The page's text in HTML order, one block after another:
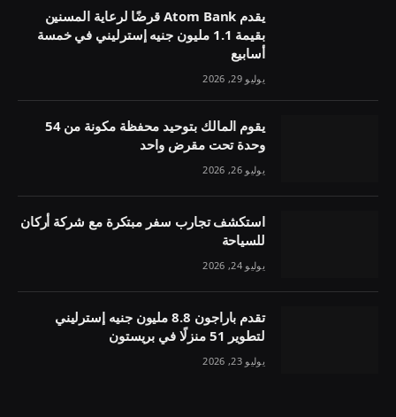
يقدم Atom Bank قرضًا لرعاية المسنين
بقيمة 1.1 مليون جنيه إسترليني في خمسة
أسابيع
يوليو 29, 2026
يقوم المالك بتوحيد محفظة مكونة من 54
وحدة تحت مقرض واحد
يوليو 26, 2026
استكشف تجارب سفر مبتكرة مع شركة أركان
للسياحة
يوليو 24, 2026
تقدم باراجون 8.8 مليون جنيه إسترليني
لتطوير 51 منزلًا في بريستون
يوليو 23, 2026